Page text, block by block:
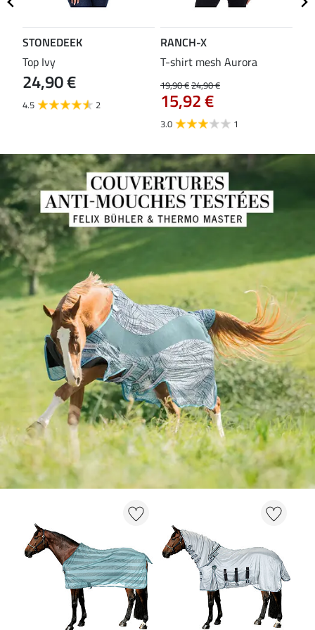
STONEDEEK
Top Ivy
24,90 €
4.5 2
RANCH-X
T-shirt mesh Aurora
19,90 €24,90 €
15,92 €
3.0 1